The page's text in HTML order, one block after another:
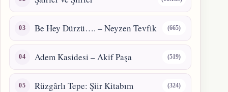
Be Hey Dürzü…. – Neyzen Tevfik (665)
Adem Kasidesi – Akif Paşa (519)
Rüzgârlı Tepe: Şiir Kitabım (324)